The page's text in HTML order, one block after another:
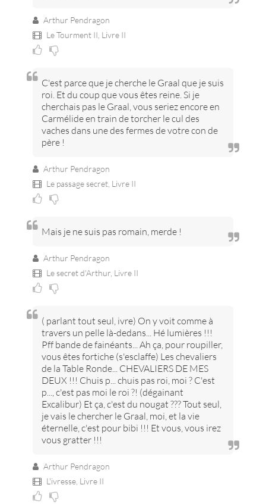
Arthur Pendragon
Le Tourment II, Livre II
C'est parce que je cherche le Graal que je suis
roi. Et du coup que vous êtes reine. Si je
cherchais pas le Graal, vous seriez encore en
Carmélide en train de torcher le cul des
vaches dans une des fermes de votre con de
père !
Arthur Pendragon
Le passage secret, Livre II
Mais je ne suis pas romain, merde !
Arthur Pendragon
Le secret d'Arthur, Livre II
( parlant tout seul, ivre) On y voit comme à
travers un pelle là-dedans... Hé lumières !!!
Pff bande de fainéants... Ah ça, pour roupiller,
vous êtes fortiche (s'esclaffe) Les chevaliers
de la Table Ronde... CHEVALIERS DE MES
DEUX !!! Chuis p... chuis pas roi, moi ? C'est
p..., c'est pas moi le roi ?! (dégainant
Excalibur) Et ça, c'est du nougat ??? Tout seul,
je vais le chercher le Graal, moi, et la vie
éternelle, c'est pour bibi !!! Et vous, vous irez
vous gratter !!!
Arthur Pendragon
L'ivresse, Livre II